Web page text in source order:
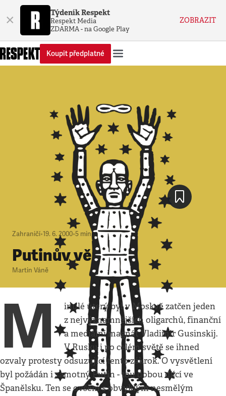
× Týdeník Respekt
Respekt Media
ZDARMA - na Google Play
ZOBRAZIT
Koupit předplatné
Zahraničí•19. 6. 2000•5 minut
Putinův vězeň
Martin Váně
M
inulé úterý byl v Moskvě zatčen jeden
z nejvýznamnějších oligarchů, finanční
a mediální magnát Vladimir Gusinskij.
V Rusku i po celém světě se ihned
ozvaly protesty odsuzující tento zákrok. O vysvětlení
byl požádán i samotný Putin - tou dobou dlící ve
Španělsku. Ten se ovšem s obvyklým nesmělým